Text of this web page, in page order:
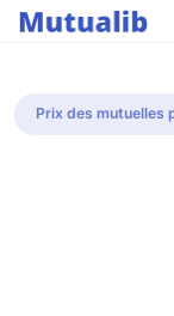
Prix des mutuelles